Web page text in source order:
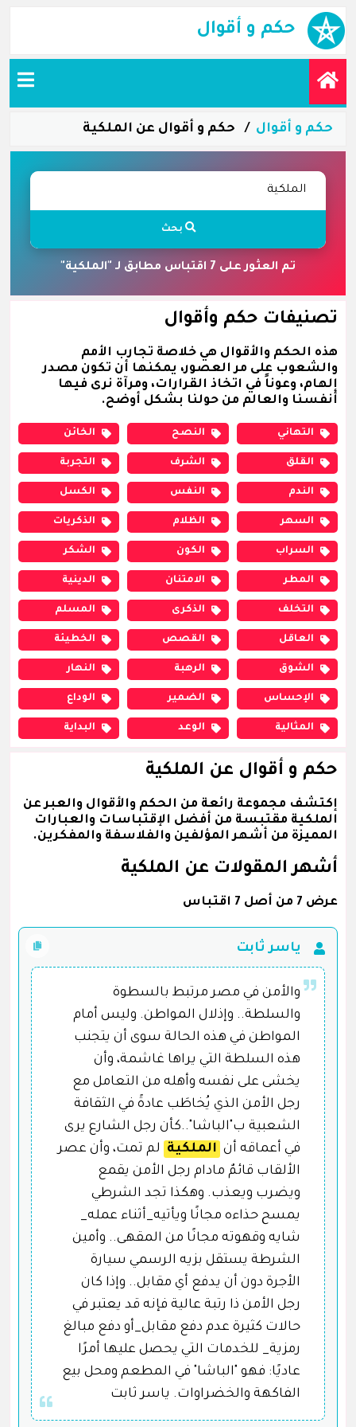
حكم و أقوال
حكم و أقوال حكم و أقوال عن الملكية
بحث
تم العثور على 7 اقتباس مطابق لـ "الملكية"
تصنيفات حكم وأقوال
هذه الحكم والأقوال هي خلاصة تجارب الأمم
والشعوب على مر العصور، يمكنها أن تكون مصدر
إلهام، وعوناً في اتخاذ القرارات، ومرآة نرى فيها
أنفسنا والعالم من حولنا بشكل أوضح.
التهاني النصح الخائن
القلق الشرف التجربة
الندم النفس الكسل
السهر الظلام الذكريات
السراب الكون الشكر
المطر الامتنان الدينية
التخلف الذكرى المسلم
العاقل القصص الخطيئة
الشوق الرهبة النهار
الإحساس الضمير الوداع
المثالية الوعد البداية
حكم و أقوال عن الملكية
إكتشف مجموعة رائعة من الحكم والأقوال والعبر عن
الملكية مقتبسة من أفضل الإقتباسات والعبارات
المميزة من أشهر المؤلفين والفلاسفة والمفكرين.
أشهر المقولات عن الملكية
عرض 7 من أصل 7 اقتباس
ياسر ثابت
والأمن في مصر مرتبط بالسطوة
والسلطة.. وإذلال المواطن. وليس أمام
المواطن في هذه الحالة سوى أن يتجنب
هذه السلطة التي يراها غاشمة، وأن
يخشى على نفسه وأهله من التعامل مع
رجل الأمن الذي يُخاطَب عادةً في الثقافة
الشعبية ب"الباشا"..كأن رجل الشارع يرى
في أعماقه أن الملكية
لم تمت، وأن عصر
الألقاب قائمٌ مادام رجل الأمن يقمع
ويضرب ويعذب. وهكذا تجد الشرطي
يمسح حذاءه مجانًا ويأتيه_أثناء عمله_
شايه وقهوته مجانًا من المقهى.. وأمين
الشرطة يستقل بزيه الرسمي سيارة
الأجرة دون أن يدفع أي مقابل.. وإذا كان
رجل الأمن ذا رتبة عالية فإنه قد يعتبر في
حالات كثيرة عدم دفع مقابل_أو دفع مبالغ
رمزية_ للخدمات التي يحصل عليها أمرًا
عاديًا: فهو "الباشا" في المطعم ومحل بيع
الفاكهة والخضراوات. ياسر ثابت